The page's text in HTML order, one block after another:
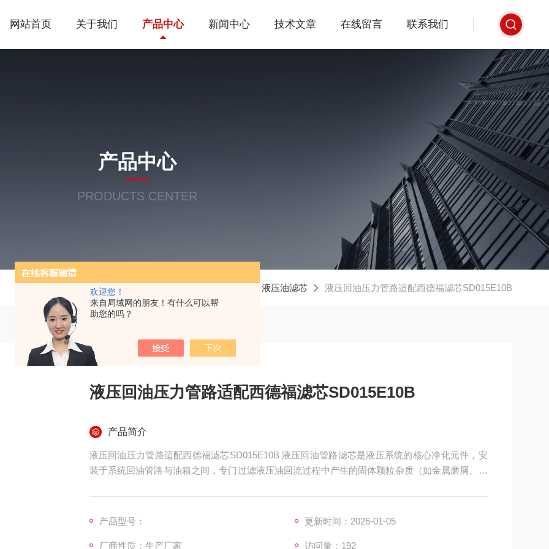
欢迎您！
来自局域网的朋友！有什么可以帮
助您的吗？
网站首页 关于我们 产品中心 新闻中心 技术文章 在线留言 联系我们
产品中心
PRODUCTS CENTER
当前位置： 液压油滤芯 液压回油压力管路适配西德福滤芯SD015E10B
液压回油压力管路适配西德福滤芯SD015E10B
产品简介
液压回油压力管路适配西德福滤芯SD015E10B 液压回油管路滤芯是液压系统的核心净化元件，安
装于系统回油管路与油箱之间，专门过滤液压油回流过程中产生的固体颗粒杂质（如金属磨屑、密
产品型号：
更新时间：2026-01-05
厂商性质：生产厂家 访问量：192